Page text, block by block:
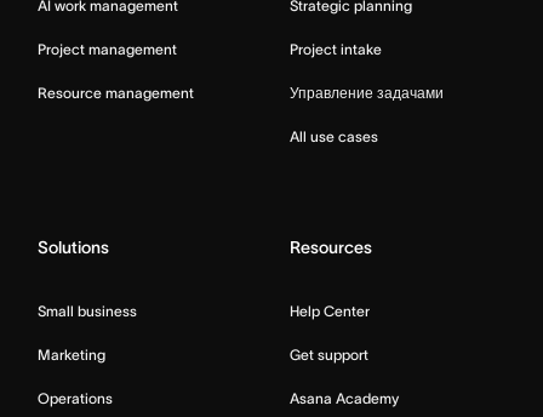
AI work management
Project management
Resource management
Strategic planning
Project intake
Управление задачами
All use cases
Solutions
Small business
Marketing
Operations
Resources
Help Center
Get support
Asana Academy